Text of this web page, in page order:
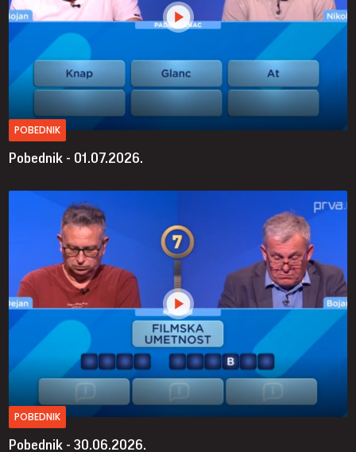
POBEDNIK
Pobednik - 01.07.2026.
POBEDNIK
Pobednik - 30.06.2026.